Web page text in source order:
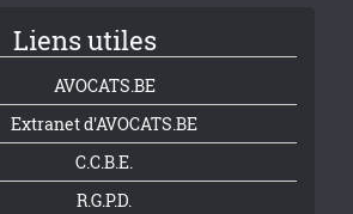
Liens utiles
AVOCATS.BE
Extranet d'AVOCATS.BE
C.C.B.E.
R.G.P.D.